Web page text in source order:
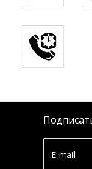
E-mail